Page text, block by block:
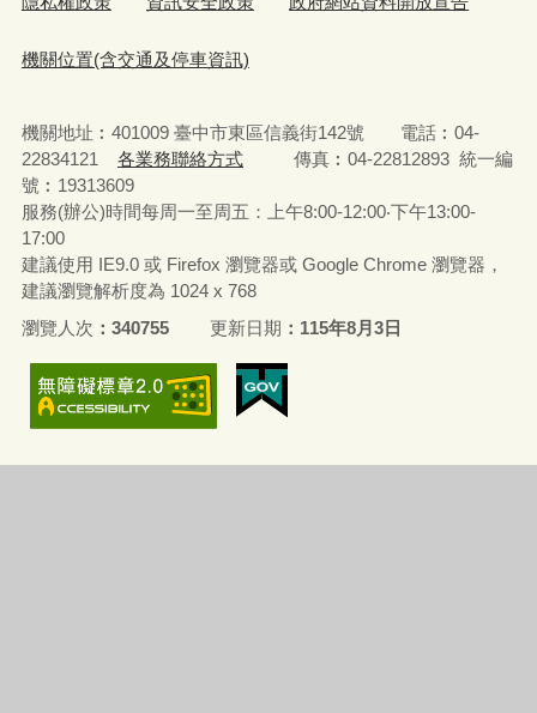
機關位置(含交通及停車資訊)
機關地址︰401009 臺中市東區信義街142號 電話︰04-
22834121
各業務聯絡方式
傳真︰04-22812893 統一編
號︰19313609
服務(辦公)時間每周一至周五：上午8:00-12:00‧下午13:00-
17:00
建議使用 IE9.0 或 Firefox 瀏覽器或 Google Chrome 瀏覽器，
建議瀏覽解析度為 1024 x 768
瀏覽人次
340755 更新日期 115年8月3日